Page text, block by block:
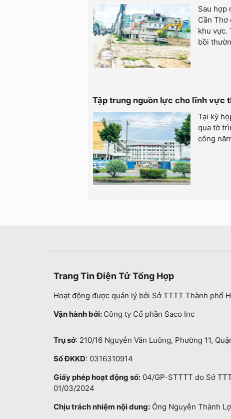
Sau hợp
Cần Thơ
khu vực.
bồi
Tập trung nguồn lực cho lĩnh vực
Tại kỳ
qua tờ
công
Trang Tin Điện Tử Tổng Hợp
Hoạt động được quản lý bởi Sở TTTT Thành phố
Vận hành bởi: Công ty Cổ phần Saco Inc
Trụ sở: 210/16 Nguyễn Văn Luông, Phường 11,
Số ĐKKD: 0316310914
Giấy phép hoạt động số: 04/GP-STTTT do Sở
01/03/2024
Chịu trách nhiệm nội dung: Ông Nguyễn Thành